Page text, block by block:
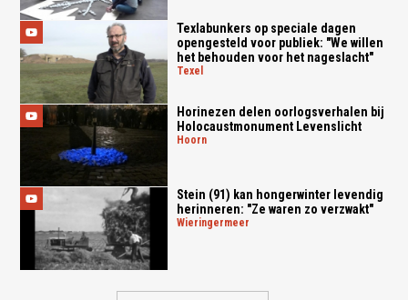
Texlabunkers op speciale dagen
opengesteld voor publiek: "We willen
het behouden voor het nageslacht"
texel
Horinezen delen oorlogsverhalen bij
Holocaustmonument Levenslicht
hoorn
Stein (91) kan hongerwinter levendig
herinneren: "Ze waren zo verzwakt"
wieringermeer